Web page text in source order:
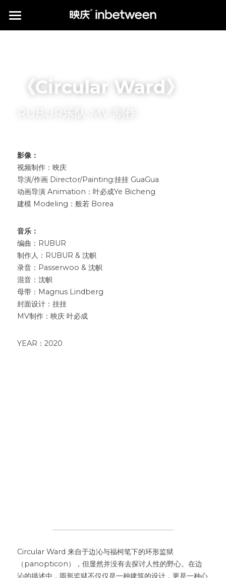
HOME
CLIENTS
*KIAROSTAMI'S PHOTOGRAPHY
中文介绍
Instagram
提供技术支持
《Circular Ward》
RUBUR乐队 MV 制作
影像：
视频制作：映庆
导演/作画 Director/Painting:挂挂 GuaGua
动画导演 Animation：叶必成Ye Bicheng
建模 Modeling：般若 Borea
音乐：
编曲：RUBUR
制作人：RUBUR & 沈帜
录音：Passerwoo & 沈帜
混音：沈帜
母带：Magnus Lindberg
封面设计：挂挂
MV制作：映庆 叶必成
YEAR：2020
Circular Ward 来自于边沁与福柯笔下的环形监狱
（panopticon），但显然并没有去探讨人性的野心。在边
沁的描述中，圆形监狱不仅仅是一种建筑的设计，更是一种心